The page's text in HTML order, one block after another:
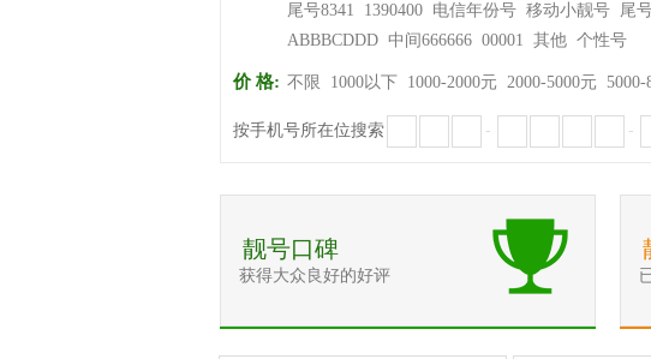
尾号8341
1390400 电信年份号 移动小靓号 尾
ABBBCDDD 中间666666 00001 其他 个性号
价 格: 不限 1000以下 1000-2000元 2000-5000元 5000-
按手机号所在位搜索 - -
靓号口碑
获得大众良好的好评